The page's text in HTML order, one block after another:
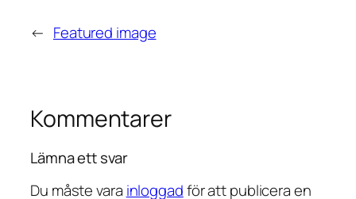
← Featured image
Kommentarer
Lämna ett svar
Du måste vara inloggadför att publicera en